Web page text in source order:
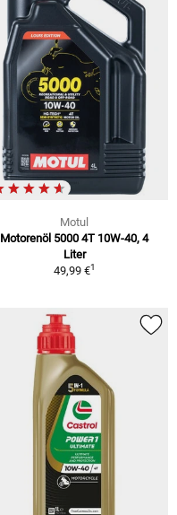
Motul
Motorenöl 5000 4T 10W-40, 4
Liter
49,99 €1